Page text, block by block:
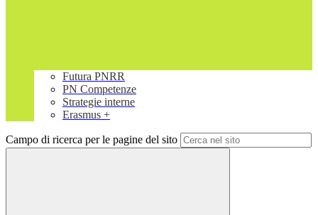
Futura PNRR
PN Competenze
Strategie interne
Erasmus +
Campo di ricerca per le pagine del sito